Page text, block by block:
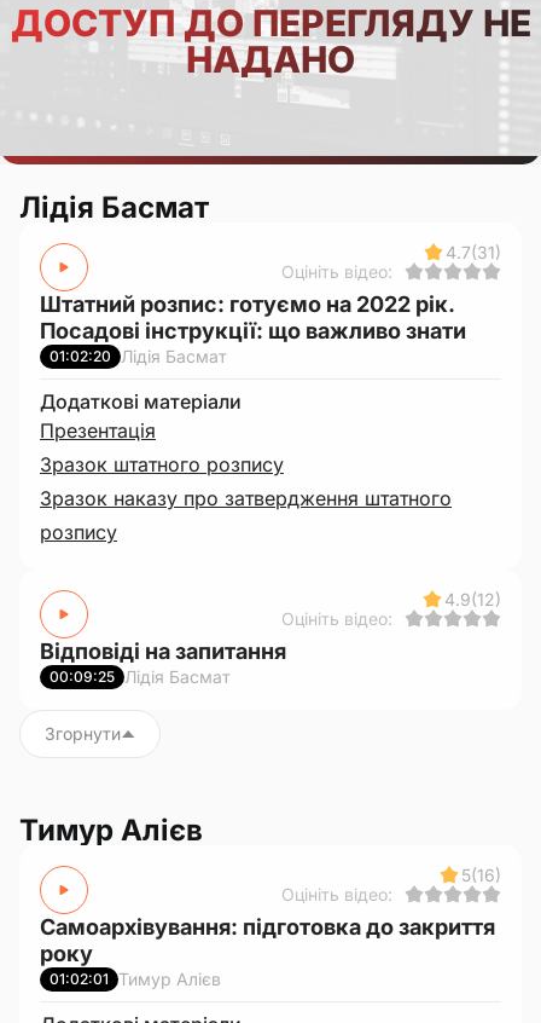
ДОСТУП ДО ПЕРЕГЛЯДУ НЕ
НАДАНО
Лідія Басмат
4.7(31)
Оцініть відео:
Штатний розпис: готуємо на 2022 рік.
Посадові інструкції: що важливо знати
01:02:20 Лідія Басмат
Додаткові матеріали
Презентація
Зразок штатного розпису
Зразок наказу про затвердження штатного
розпису
4.9(12)
Оцініть відео:
Відповіді на запитання
00:09:25 Лідія Басмат
Згорнути
Тимур Алієв
5(16)
Оцініть відео:
Самоархівування: підготовка до закриття
року
01:02:01 Тимур Алієв